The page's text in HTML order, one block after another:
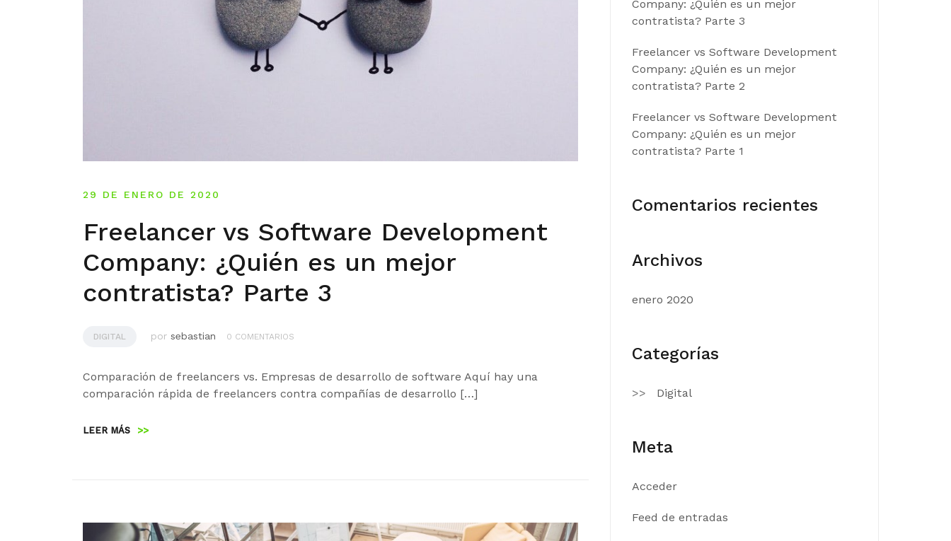
29 DE ENERO DE 2020
Freelancer vs Software Development
Company: ¿Quién es un mejor
contratista? Parte 3
DIGITAL por sebastian 0 COMENTARIOS
Comparación de freelancers vs. Empresas de desarrollo de software Aquí hay una
comparación rápida de freelancers contra compañías de desarrollo […]
LEER MÁS >>
Company: ¿Quién es un mejor
contratista? Parte 3
Freelancer vs Software Development
Company: ¿Quién es un mejor
contratista? Parte 2
Freelancer vs Software Development
Company: ¿Quién es un mejor
contratista? Parte 1
Comentarios recientes
Archivos
enero 2020
Categorías
Digital
Meta
Acceder
Feed de entradas